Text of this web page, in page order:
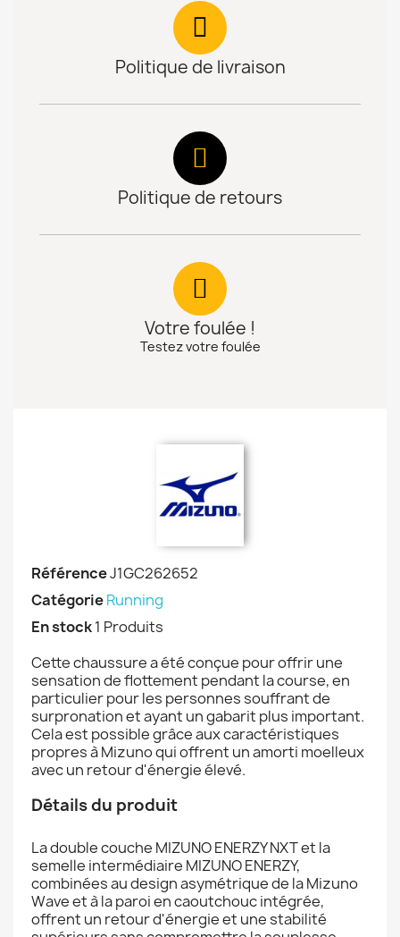
Politique de livraison
Politique de retours
Votre foulée !
Testez votre foulée
RéférenceJ1GC262652
CatégorieRunning
En stock1 Produits
Cette chaussure a été conçue pour offrir une
sensation de flottement pendant la course, en
particulier pour les personnes souffrant de
surpronation et ayant un gabarit plus important.
Cela est possible grâce aux caractéristiques
propres à Mizuno qui offrent un amorti moelleux
avec un retour d'énergie élevé.
Détails du produit
La double couche MIZUNO ENERZY NXT et la
semelle intermédiaire MIZUNO ENERZY,
combinées au design asymétrique de la Mizuno
Wave et à la paroi en caoutchouc intégrée,
offrent un retour d'énergie et une stabilité